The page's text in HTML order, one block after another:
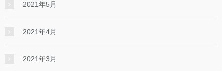
2021年5月
2021年4月
2021年3月